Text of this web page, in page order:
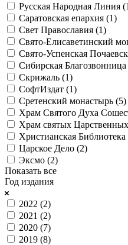
Русская Народная Линия (1
Саратовская епархия (1)
Свет Православия (1)
Свято-Елисаветинский
Свято-Успенская
Сибирская Благозвонница
Скрижаль (1)
СофтИздат (1)
Сретенский монастырь (5)
Храм Святого Духа
Храм святых
Христианская Библиотека
Царское Дело (2)
Эксмо (2)
Показать все
Год издания
2022 (2)
2021 (2)
2020 (7)
2019 (8)